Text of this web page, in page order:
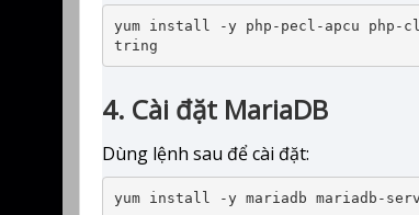
yum install -y php-pecl-apcu php-cli
tring
4. Cài đặt MariaDB
Dùng lệnh sau để cài đặt:
yum install -y mariadb mariadb-